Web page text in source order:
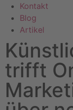
Kontakt
Blog
Artikel
trifft